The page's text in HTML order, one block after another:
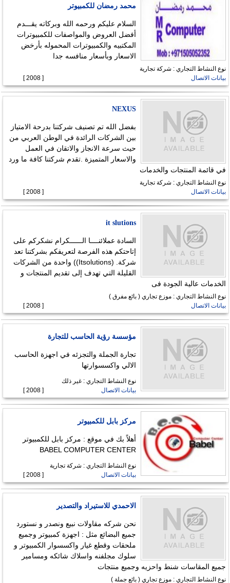
محمد رمضان للكمبيوتر
السلام عليكم ورحمه الله وبركاته يقـــدم
أفضل العروض والمواصفات للكمبيوترات
المكتبيه والكمبيوترات المحموله بأرخض
الاسعار وبأسعار منافسه جدا
نوع النشاط التجاري : شركة تجارية
بيانات الاتصال
[ 2008 ]
NEXUS
بفضل الله تم تصنيف شركتنا بدرحة الامتياز
بين الشركات الرائدة في الوطن العربي من
حيث سرعة الانجاز والاتقان في العمل
والاسعار المتميزة .تقدم شركتنا كافة ما ورد
في قائمة المنتجات والخدمات
نوع النشاط التجاري : شركة تجارية
بيانات الاتصال
[ 2008 ]
it slutions
السادة عملائنــــا الــــــكرام نشكركم على
إتاحتكم هذه الفرصة لتعريفكم بشركتنا تعد
شركة. (Itsolutions)) واحدة من الشركات
القليلة التي تهدف إلى تقديم المنتجات و
الخدمات عالية الجودة فى
نوع النشاط التجاري : موزع تجاري ( بائع مفرق )
بيانات الاتصال
[ 2008 ]
مؤسسة رؤية الحاسب للتجارة
تجارة الجملة والتجزئه في اجهزة الحاسب
الالي واكسسوارتها
نوع النشاط التجاري : غير ذلك
بيانات الاتصال
[ 2008 ]
مركز بابل للكمبيوتر
أهلاً بك في موقع : مركز بابل للكمبيوتر
BABEL COMPUTER CENTER
نوع النشاط التجاري : شركة تجارية
بيانات الاتصال
[ 2008 ]
الاحمدي للاستيراد والتصدير
نحن شركه مقاولات نبيع ونصدر و نستورد
جميع البضائع مثل : اجهزة كمبيوتر وجميع
ملحقات وقطع غيار واكسسوار الكمبيوتر و
سلوك مجلفنه واسلاك شائكه ومسامير
جميع المقاسات شنط واحزيه وجميع منتجات
نوع النشاط التجاري : موزع تجاري ( بائع جملة )